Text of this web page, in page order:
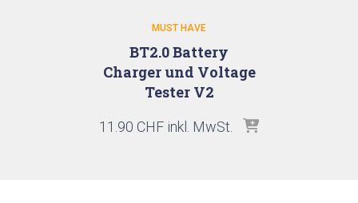
MUST HAVE
BT2.0 Battery
Charger und Voltage
Tester V2
11.90 CHF inkl. MwSt.